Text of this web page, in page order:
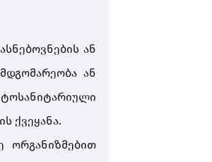
ან
ან
ქვეყანა.